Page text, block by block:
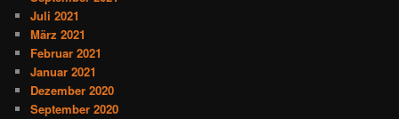
Juli 2021
März 2021
Februar 2021
Januar 2021
Dezember 2020
September 2020